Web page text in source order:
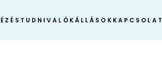
TUDNIVALÓKÁLLÁSOK KAPCSOLAT